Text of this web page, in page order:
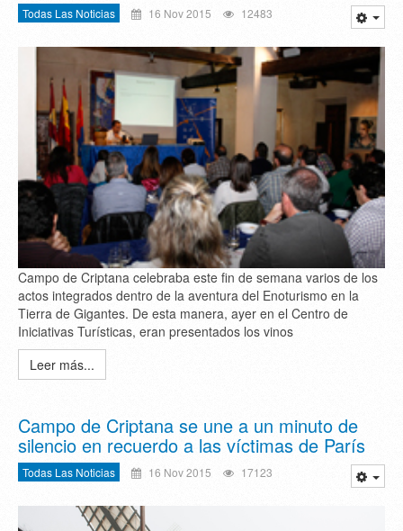
Todas Las Noticias 16 Nov 2015 12483
Campo de Criptana celebraba este fin de semana varios de los
actos integrados dentro de la aventura del Enoturismo en la
Tierra de Gigantes. De esta manera, ayer en el Centro de
Iniciativas Turísticas, eran presentados los vinos
Leer más...
Campo de Criptana se une a un minuto de
silencio en recuerdo a las víctimas de París
Todas Las Noticias 16 Nov 2015 17123